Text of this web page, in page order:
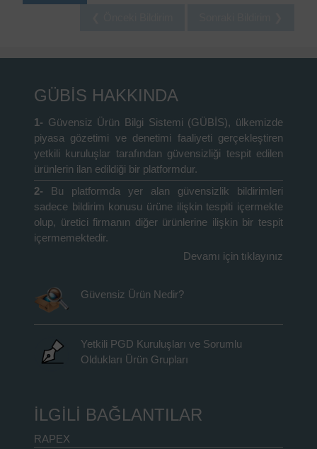
GÜBİS HAKKINDA
1- Güvensiz Ürün Bilgi Sistemi (GÜBİS), ülkemizde
piyasa gözetimi ve denetimi faaliyeti gerçekleştiren
yetkili kuruluşlar tarafından güvensizliği tespit edilen
ürünlerin ilan edildiği bir platformdur.
2-
Bu platformda yer alan güvensizlik bildirimleri
sadece bildirim konusu ürüne ilişkin tespiti içermekte
olup, üretici firmanın diğer ürünlerine ilişkin bir tespit
içermemektedir.
Devamı için tıklayınız
Güvensiz Ürün Nedir?
Yetkili PGD Kuruluşları ve Sorumlu
Oldukları Ürün Grupları
İLGİLİ BAĞLANTILAR
RAPEX